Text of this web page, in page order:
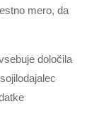
mero, da
določila